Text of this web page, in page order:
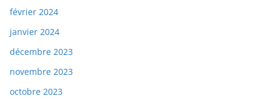
février 2024
janvier 2024
décembre 2023
novembre 2023
octobre 2023